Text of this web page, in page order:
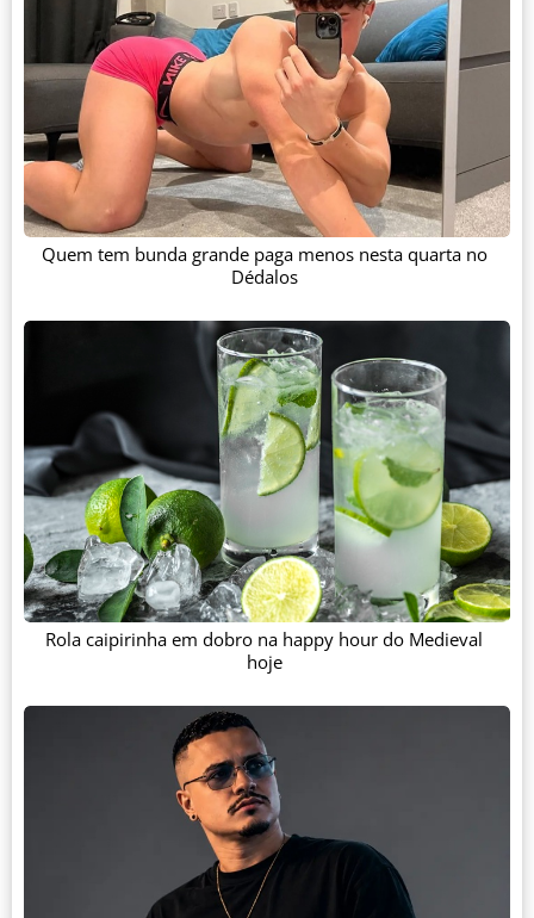
Quem tem bunda grande paga menos nesta quarta no
Dédalos
Rola caipirinha em dobro na happy hour do Medieval
hoje